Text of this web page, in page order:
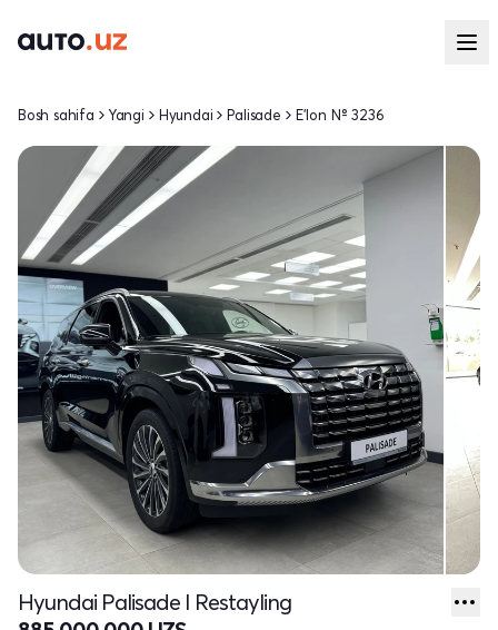
Bosh sahifa Yangi Hyundai Palisade E'lon № 3236
Hyundai Palisade I Restayling